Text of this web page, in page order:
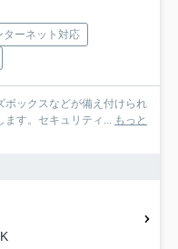
ターネット対応
ボックスなどが備え付けられ
ます。セキュリティ... もっと